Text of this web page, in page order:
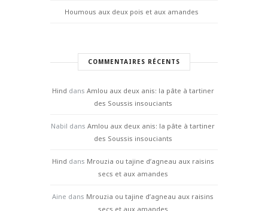
Houmous aux deux pois et aux amandes
COMMENTAIRES RÉCENTS
Hind dans Amlou aux deux anis: la pâte à tartiner
des Soussis insouciants
Nabil dans Amlou aux deux anis: la pâte à tartiner
des Soussis insouciants
Hind dans Mrouzia ou tajine d’agneau aux raisins
secs et aux amandes
Aine dans Mrouzia ou tajine d’agneau aux raisins
secs et aux amandes